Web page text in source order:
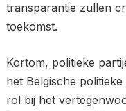
transparantie zullen
toekomst.
Kortom, politieke
het Belgische
rol bij het